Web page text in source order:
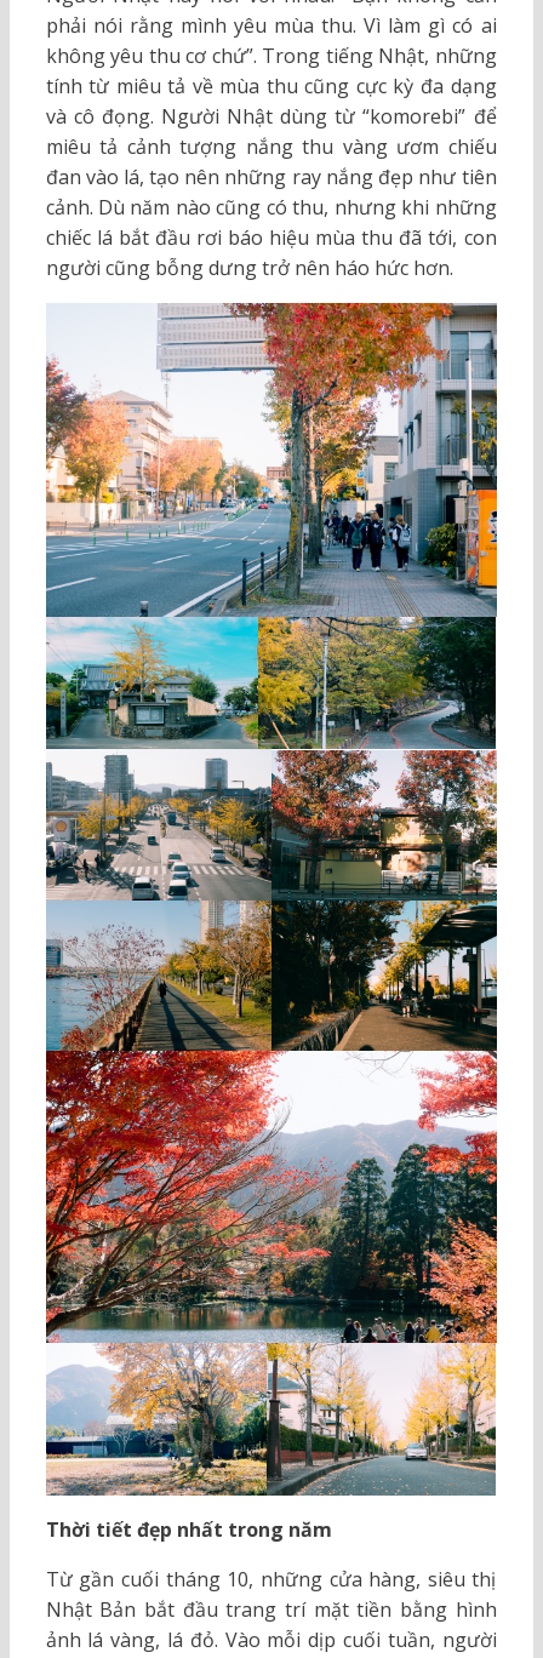
phải nói rằng mình yêu mùa thu. Vì làm gì có ai
không yêu thu cơ chứ”. Trong tiếng Nhật, những
tính từ miêu tả về mùa thu cũng cực kỳ đa dạng
và cô đọng. Người Nhật dùng từ “komorebi” để
miêu tả cảnh tượng nắng thu vàng ươm chiếu
đan vào lá, tạo nên những ray nắng đẹp như tiên
cảnh. Dù năm nào cũng có thu, nhưng khi những
chiếc lá bắt đầu rơi báo hiệu mùa thu đã tới, con
người cũng bỗng dưng trở nên háo hức hơn.
Thời tiết đẹp nhất trong năm
Từ gần cuối tháng 10, những cửa hàng, siêu thị
Nhật Bản bắt đầu trang trí mặt tiền bằng hình
ảnh lá vàng, lá đỏ. Vào mỗi dịp cuối tuần, người